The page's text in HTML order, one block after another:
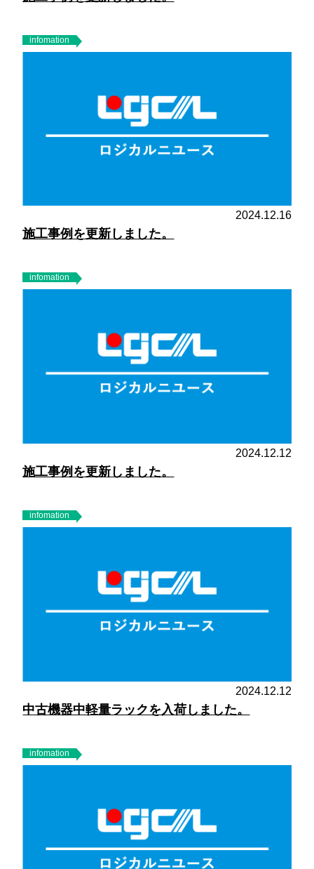
infomation
2024.12.16
施工事例を更新しました。
infomation
2024.12.12
施工事例を更新しました。
infomation
2024.12.12
中古機器中軽量ラックを入荷しました。
infomation